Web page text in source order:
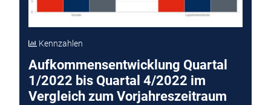
Kennzahlen
Aufkommensentwicklung Quartal
1/2022 bis Quartal 4/2022 im
Vergleich zum Vorjahreszeitraum